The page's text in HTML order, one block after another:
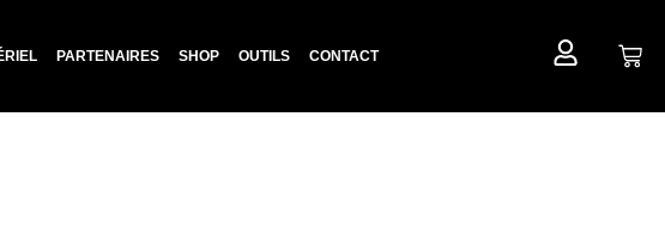
PARTENAIRES SHOP OUTILS CONTACT